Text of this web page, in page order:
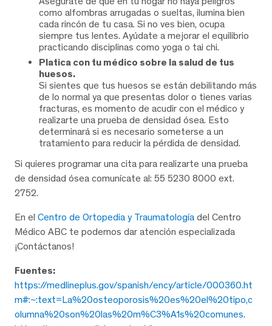
como alfombras arrugadas o sueltas, ilumina bien
cada rincón de tu casa. Si no ves bien, ocupa
siempre tus lentes. Ayúdate a mejorar el equilibrio
practicando disciplinas como yoga o tai chi.
Platica con tu médico sobre la salud de tus
huesos.
Si sientes que tus huesos se están debilitando más
de lo normal ya que presentas dolor o tienes varias
fracturas, es momento de acudir con el médico y
realizarte una prueba de densidad ósea. Esto
determinará si es necesario someterse a un
tratamiento para reducir la pérdida de densidad.
Si quieres programar una cita para realizarte una prueba
de densidad ósea comunícate al: 55 5230 8000 ext.
2752.
En el Centro de Ortopedia y Traumatología del Centro
Médico ABC te podemos dar atención especializada
¡Contáctanos!
Fuentes:
https://medlineplus.gov/spanish/ency/article/000360.ht
m#:~:text=La%20osteoporosis%20es%20el%20tipo,c
olumna%20son%20las%20m%C3%A1s%20comunes.